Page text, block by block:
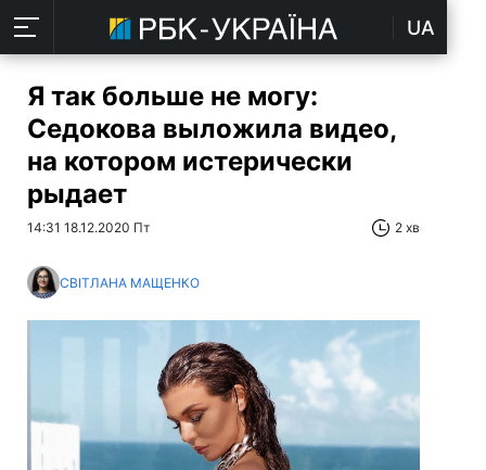
UA
Я так больше не могу:
Седокова выложила видео,
на котором истерически
рыдает
14:31 18.12.2020 Пт 2 хв
СВІТЛАНА МАЩЕНКО